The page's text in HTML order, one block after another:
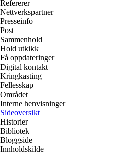
Refererer
Nettverkspartner
Presseinfo
Post
Sammenhold
Hold utkikk
Få oppdateringer
Digital kontakt
Kringkasting
Fellesskap
Området
Interne henvisninger
Sideoversikt
Historier
Bibliotek
Bloggside
Innholdskilde